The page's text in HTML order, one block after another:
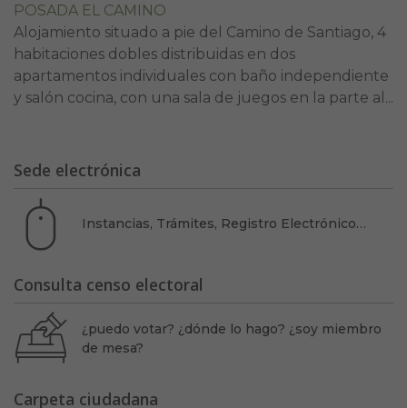
POSADA EL CAMINO
Alojamiento situado a pie del Camino de Santiago, 4
habitaciones dobles distribuidas en dos
apartamentos individuales con baño independiente
y salón cocina, con una sala de juegos en la parte al...
Sede electrónica
Instancias, Trámites, Registro Electrónico…
Consulta censo electoral
¿puedo votar? ¿dónde lo hago? ¿soy miembro
de mesa?
Carpeta ciudadana